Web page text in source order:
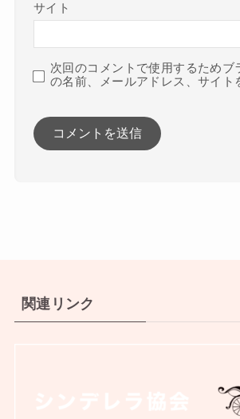
サイト
次回のコメントで使用するためブ
の名前、メールアドレス、サイト
関連リンク